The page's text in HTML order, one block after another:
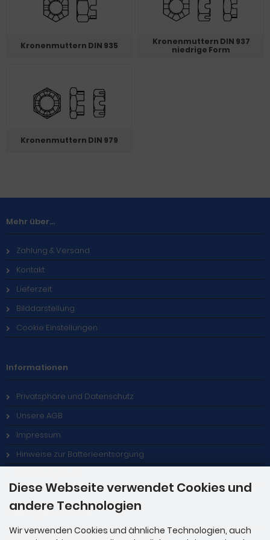
Kronenmuttern DIN 935
Kronenmuttern DIN 937
niedrige Form
Kronenmuttern DIN 979
Mehr über...
Zahlung & Versand
Kontakt
Lieferzeit
Bilddarstellung
Cookie Einstellungen
Informationen
Privatsphäre und Datenschutz
Unsere AGB
Impressum
Hinweise zur Batterieentsorgung
Zahlungsmethoden
Diese Webseite verwendet Cookies und
andere Technologien
Wir verwenden Cookies und ähnliche Technologien, auch